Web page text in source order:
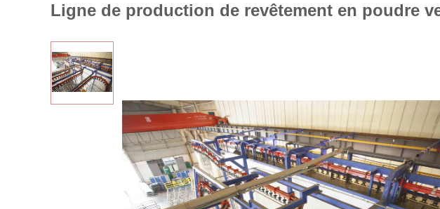
Ligne de production de revêtement en poudre